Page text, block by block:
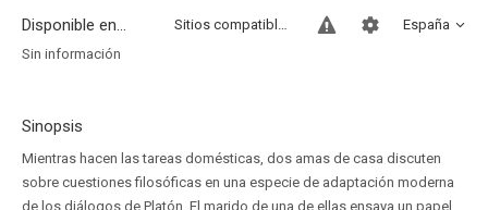
Disponible en... España
Sitios compatibles
Sin información
Sinopsis
Mientras hacen las tareas domésticas, dos amas de casa discuten
sobre cuestiones filosóficas en una especie de adaptación moderna
de los diálogos de Platón. El marido de una de ellas ensaya un papel